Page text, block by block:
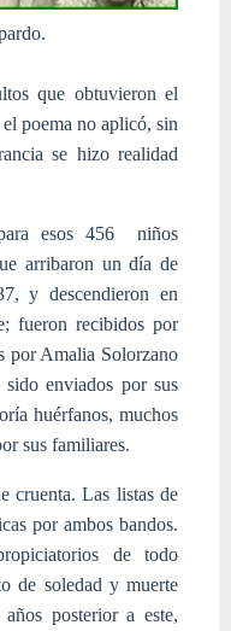
que obtuvieron el
poema no aplicó, sin
se hizo realidad
esos 456 niños
arribaron un día de
y descendieron en
fueron recibidos por
por Amalia Solorzano
enviados por sus
huérfanos, muchos
sus familiares.
cruenta. Las listas de
por ambos bandos.
de todo
de soledad y muerte
posterior a este,